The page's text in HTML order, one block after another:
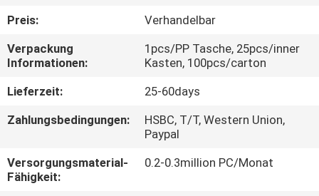
QUALITÄTSKONTROLLE
TRETEN
SIE
MIT
IN
VERBINDUNG
Preis:
Verhandelbar
Verpackung
Informationen:
1pcs/PP Tasche, 25pcs/inner
Kasten, 100pcs/carton
Lieferzeit:
25-60days
Zahlungsbedingungen:
HSBC, T/T, Western Union,
Paypal
Versorgungsmaterial-
Fähigkeit:
0.2-0.3million PC/Monat